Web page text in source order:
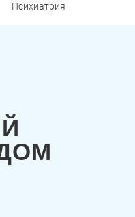
Психиатрия